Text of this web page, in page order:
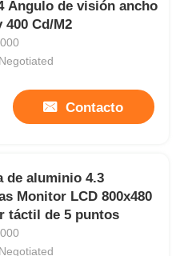
Ángulo de visión ancho
400 Cd/M2
Contacto
de aluminio 4.3
Monitor LCD 800x480
táctil de 5 puntos